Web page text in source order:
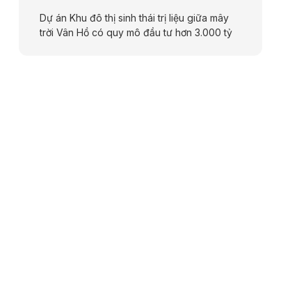
Dự án Khu đô thị sinh thái trị liệu giữa mây
trời Vân Hồ có quy mô đầu tư hơn 3.000 tỷ